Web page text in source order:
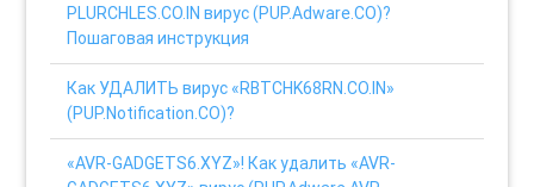
PLURCHLES.CO.IN вирус (PUP.Adware.CO)?
Пошаговая инструкция
Как УДАЛИТЬ вирус «RBTCHK68RN.CO.IN»
(PUP.Notification.CO)?
«AVR-GADGETS6.XYZ»! Как удалить «AVR-